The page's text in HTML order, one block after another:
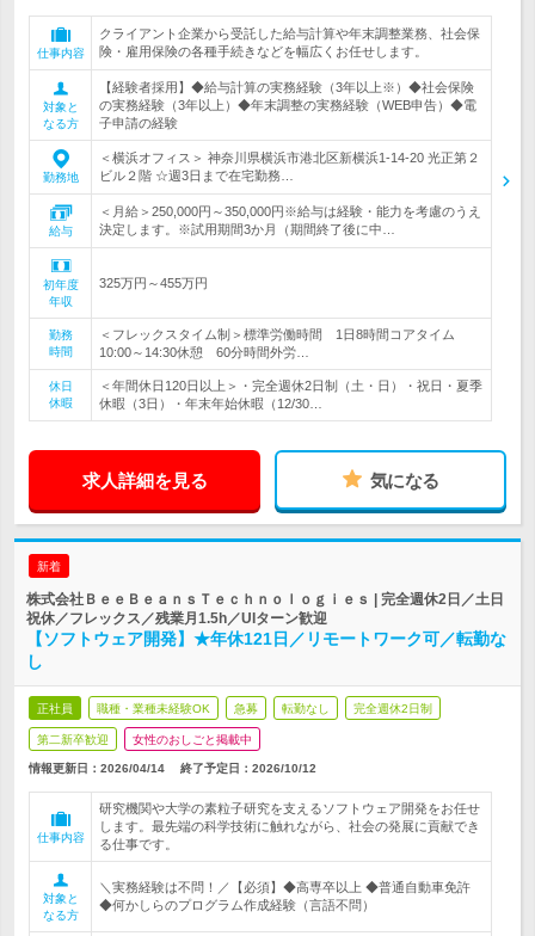
仕事内容
クライアント企業から受託した給与計算や年末調整業務、社会保
険・雇用保険の各種手続きなどを幅広くお任せします。
対象と
なる方
【経験者採用】◆給与計算の実務経験（3年以上※）◆社会保険
の実務経験（3年以上）◆年末調整の実務経験（WEB申告）◆電
子申請の経験
勤務地
＜横浜オフィス＞ 神奈川県横浜市港北区新横浜1-14-20 光正第２
ビル２階 ☆週3日まで在宅勤務…
給与
＜月給＞250,000円～350,000円※給与は経験・能力を考慮のうえ
決定します。※試用期間3か月（期間終了後に中…
初年度
年収
325万円～455万円
勤務
時間
＜フレックスタイム制＞標準労働時間 1日8時間コアタイム
10:00～14:30休憩 60分時間外労…
休日
休暇
＜年間休日120日以上＞・完全週休2日制（土・日）・祝日・夏季
休暇（3日）・年末年始休暇（12/30…
求人詳細を見る 気になる
新着
株式会社ＢｅｅＢｅａｎｓＴｅｃｈｎｏｌｏｇｉｅｓ | 完全週休2日／土日
祝休／フレックス／残業月1.5h／UIターン歓迎
【ソフトウェア開発】★年休121日／リモートワーク可／転勤な
し
正社員 職種・業種未経験OK 急募 転勤なし 完全週休2日制
第二新卒歓迎 女性のおしごと掲載中
情報更新日：2026/04/14 終了予定日： 2026/10/12
仕事内容
研究機関や大学の素粒子研究を支えるソフトウェア開発をお任せ
します。最先端の科学技術に触れながら、社会の発展に貢献でき
る仕事です。
対象と
なる方
＼実務経験は不問！／【必須】◆高専卒以上 ◆普通自動車免許
◆何かしらのプログラム作成経験（言語不問）